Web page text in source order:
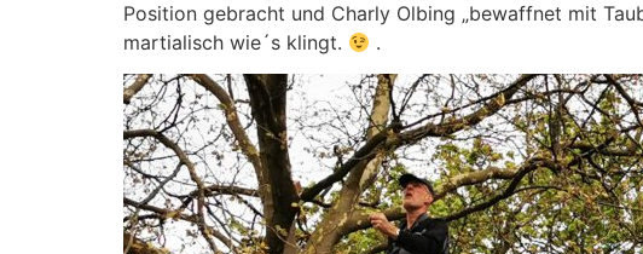
Position gebracht und Charly Olbing „bewaffnet mit
martialisch wie´s klingt.
.